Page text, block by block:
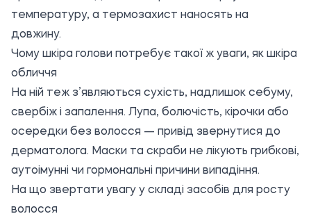
температуру, а термозахист наносять на
довжину.
Чому шкіра голови потребує такої ж уваги, як шкіра
обличчя
На ній теж з’являються сухість, надлишок себуму,
свербіж і запалення. Лупа, болючість, кірочки або
осередки без волосся — привід звернутися до
дерматолога. Маски та скраби не лікують грибкові,
аутоімунні чи гормональні причини випадіння.
На що звертати увагу у складі засобів для росту
волосся